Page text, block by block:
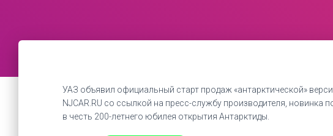
УАЗ объявил официальный старт продаж «антарктической»
NJCAR.RU со ссылкой на пресс-службу производителя,
в честь 200-летнего юбилея открытия Антарктиды.